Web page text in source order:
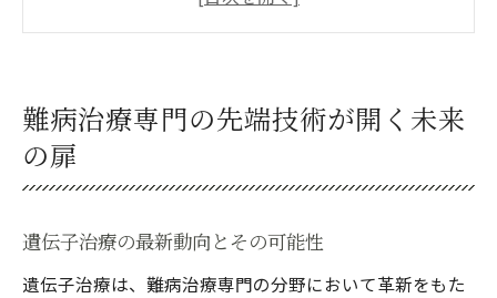
新しい治療法の社会的受容と倫理的課題
難病治療専門家が語る革新技術の可能性
えて
革新技術が可能にする早期診断と予防
難病治療専門の先端技術が開く未来
の扉
遺伝子治療の最新動向とその可能性
遺伝子治療は、難病治療専門の分野において革新をもた